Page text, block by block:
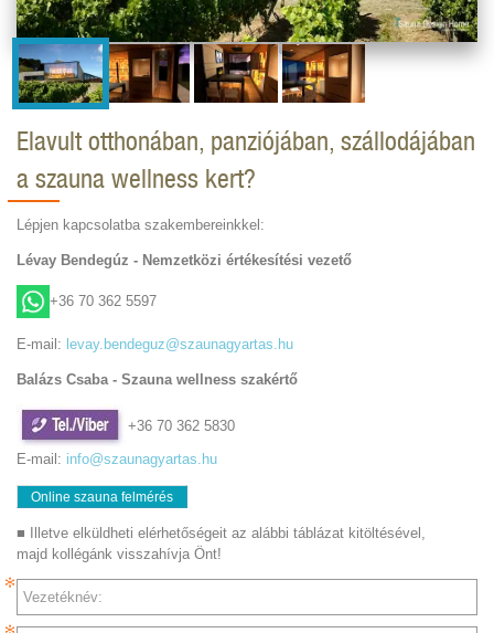
Elavult otthonában, panziójában, szállodájában
a szauna wellness kert?
Lépjen kapcsolatba szakembereinkkel:
Lévay Bendegúz - Nemzetközi értékesítési vezető
+36 70 362 5597
E-mail: levay.bendeguz@szaunagyartas.hu
Balázs Csaba - Szauna wellness szakértő
+36 70 362 5830
E-mail: info@szaunagyartas.hu
Online szauna felmérés
■ Illetve elküldheti elérhetőségeit az alábbi táblázat kitöltésével,
majd kollégánk visszahívja Önt!
Vezetéknév: